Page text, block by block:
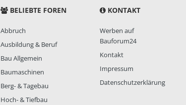
BELIEBTE FOREN
Abbruch
Ausbildung & Beruf
Bau Allgemein
Baumaschinen
Berg- & Tagebau
Hoch- & Tiefbau
KONTAKT
Werben auf
Bauforum24
Kontakt
Impressum
Datenschutzerklärung